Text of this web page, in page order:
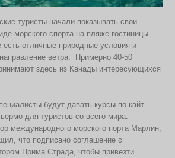
туристы начали показывать свои
морского спорта на пляже гостиницы
отличные природные условия и
ветра.
Примерно 40-50
здесь из Канады интересующихся
будут давать курсы по кайт-
для туристов со всего мира.
международного морского порта Марлин
что подписано соглашение с
Прима Страда чтобы привезти